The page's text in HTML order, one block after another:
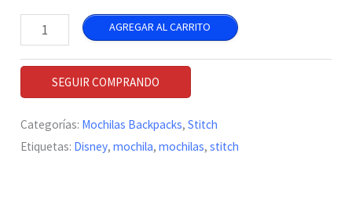
Mochila
Stitch
Peluche
Sentado
Oficial
Original
AGREGAR AL CARRITO
SEGUIR COMPRANDO
Categorías: Mochilas Backpacks,Stitch
Etiquetas: Disney,mochila,mochilas,stitch